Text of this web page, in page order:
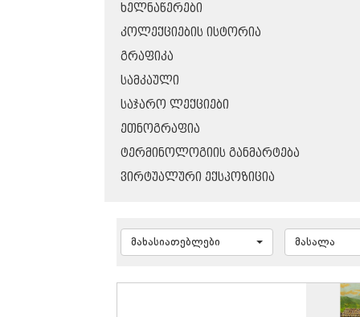
ᲮᲔᲚᲜᲐᲬᲔᲠᲔᲑᲘ
ᲙᲝᲚᲔᲥᲪᲘᲔᲑᲘᲡ ᲘᲡᲢᲝᲠᲘᲐ
ᲒᲠᲐᲤᲘᲙᲐ
ᲡᲐᲛᲙᲐᲣᲚᲘ
ᲡᲐᲯᲐᲠᲝ ᲚᲔᲥᲪᲘᲔᲑᲘ
ᲔᲗᲜᲝᲒᲠᲐᲤᲘᲐ
ᲢᲔᲠᲛᲘᲜᲝᲚᲝᲒᲘᲘᲡ ᲒᲐᲜᲛᲐᲠᲢᲔᲑᲐ
ᲕᲘᲠᲢᲣᲐᲚᲣᲠᲘ ᲔᲥᲡᲞᲝᲖᲘᲪᲘᲐ
მახასიათებლები მასალა